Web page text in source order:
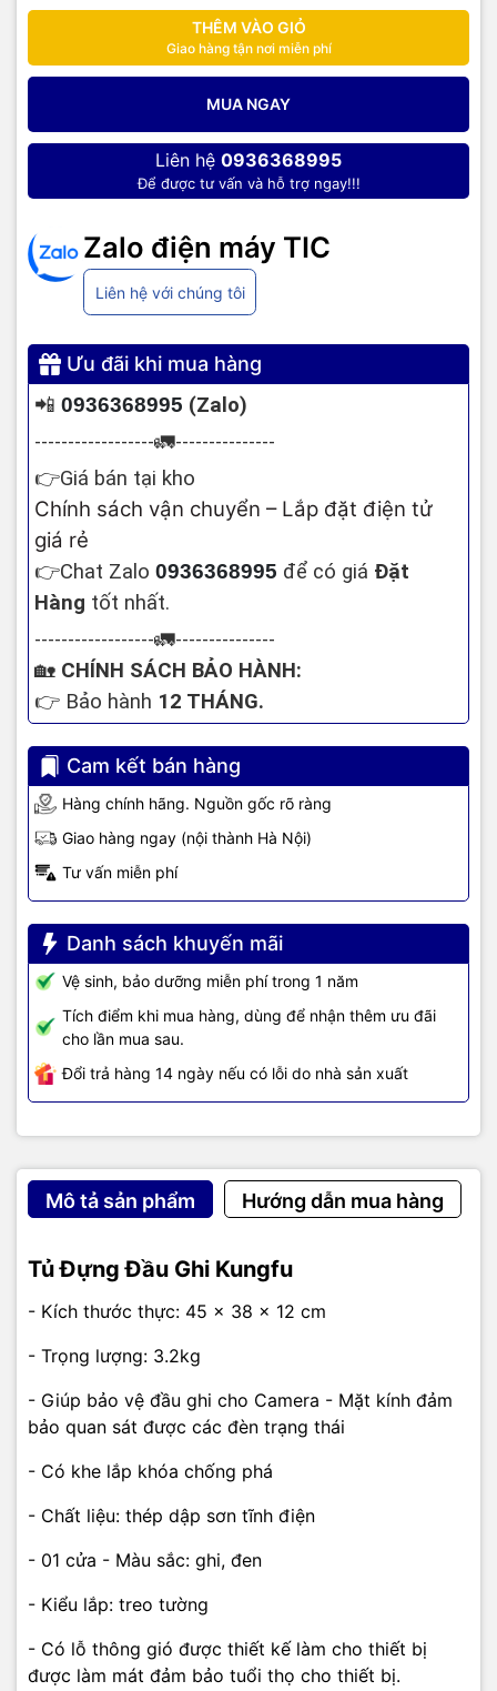
THÊM VÀO GIỎ
Giao hàng tận nơi miễn phí
MUA NGAY
Liên hệ 0936368995
Để được tư vấn và hỗ trợ ngay!!!
Zalo điện máy TIC
Liên hệ với chúng tôi
Ưu đãi khi mua hàng
📲 0936368995 (Zalo)
------------------🚛---------------
👉Giá bán tại kho
Chính sách vận chuyển – Lắp đặt điện tử
giá rẻ
👉Chat Zalo 0936368995 để có giá Đặt
Hàng tốt nhất.
------------------🚛---------------
🏡 CHÍNH SÁCH BẢO HÀNH:
👉 Bảo hành 12 THÁNG.
Cam kết bán hàng
Hàng chính hãng. Nguồn gốc rõ ràng
Giao hàng ngay (nội thành Hà Nội)
Tư vấn miễn phí
Danh sách khuyến mãi
Vệ sinh, bảo dưỡng miễn phí trong 1 năm
Tích điểm khi mua hàng, dùng để nhận thêm ưu đãi
cho lần mua sau.
Đổi trả hàng 14 ngày nếu có lỗi do nhà sản xuất
Mô tả sản phẩm Hướng dẫn mua hàng
Tủ Đựng Đầu Ghi Kungfu
- Kích thước thực: 45 x 38 x 12 cm
- Trọng lượng: 3.2kg
- Giúp bảo vệ đầu ghi cho Camera - Mặt kính đảm
bảo quan sát được các đèn trạng thái
- Có khe lắp khóa chống phá
- Chất liệu: thép dập sơn tĩnh điện
- 01 cửa - Màu sắc: ghi, đen
- Kiểu lắp: treo tường
- Có lỗ thông gió được thiết kế làm cho thiết bị
được làm mát đảm bảo tuổi thọ cho thiết bị.